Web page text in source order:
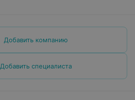
Добавить компанию
Добавить специалиста